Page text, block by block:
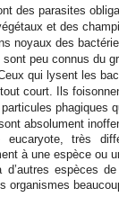
des parasites
et des
noyaux des
sont peu connus du
qui lysent les
court. Ils
phagiques
sont absolument
eucaryote, très
à une espèce ou
d’autres espèces
organismes